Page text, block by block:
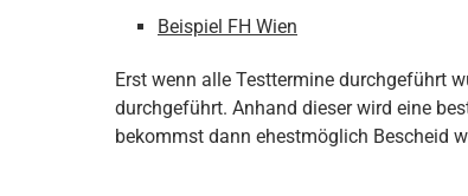
Beispiel FH Wien
Erst wenn alle Testtermine durchgeführt
durchgeführt. Anhand dieser wird eine
bekommst dann ehestmöglich Bescheid